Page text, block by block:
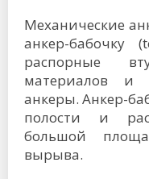
Механические
анкер-бабочку
распорные
материалов и
анкеры. Анкер-
полости и
большой
вырыва.